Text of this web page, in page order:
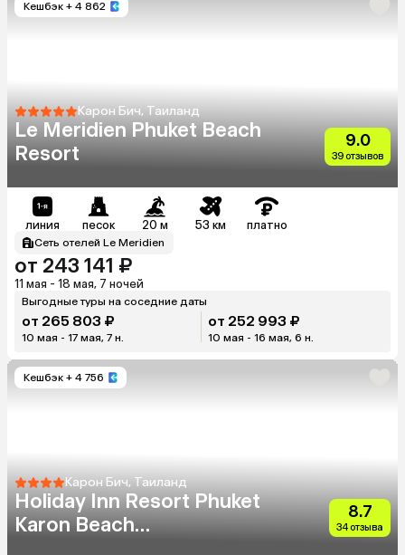
Кешбэк + 4 862
Карон Бич, Таиланд
Le Meridien Phuket Beach
Resort
9.0
39 отзывов
линия песок 20 м 53 км платно
Сеть отелей Le Meridien
от 243 141 ₽
11 мая - 18 мая, 7 ночей
Выгодные туры на соседние даты
от 265 803 ₽
10 мая - 17 мая, 7 н.
от 252 993 ₽
10 мая - 16 мая, 6 н.
Кешбэк + 4 756
Карон Бич, Таиланд
Holiday Inn Resort Phuket
Karon Beach
8.7
34 отзыва